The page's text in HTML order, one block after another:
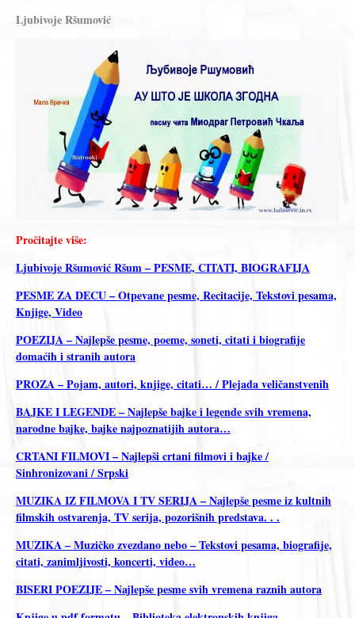
Ljubivoje Ršumović
Pročitajte više:
Ljubivoje Ršumović Ršum – PESME, CITATI, BIOGRAFIJA
PESME ZA DECU – Otpevane pesme, Recitacije, Tekstovi pesama,
Knjige, Video
POEZIJA – Najlepše pesme, poeme, soneti, citati i biografije
domaćih i stranih autora
PROZA – Pojam, autori, knjige, citati… / Plejada veličanstvenih
BAJKE I LEGENDE – Najlepše bajke i legende svih vremena,
narodne bajke, bajke najpoznatijih autora…
CRTANI FILMOVI – Najlepši crtani filmovi i bajke /
Sinhronizovani / Srpski
MUZIKA IZ FILMOVA I TV SERIJA – Najlepše pesme iz kultnih
filmskih ostvarenja, TV serija, pozorišnih predstava. . .
MUZIKA – Muzičko zvezdano nebo – Tekstovi pesama, biografije,
citati, zanimljivosti, koncerti, video…
BISERI POEZIJE – Najlepše pesme svih vremena raznih autora